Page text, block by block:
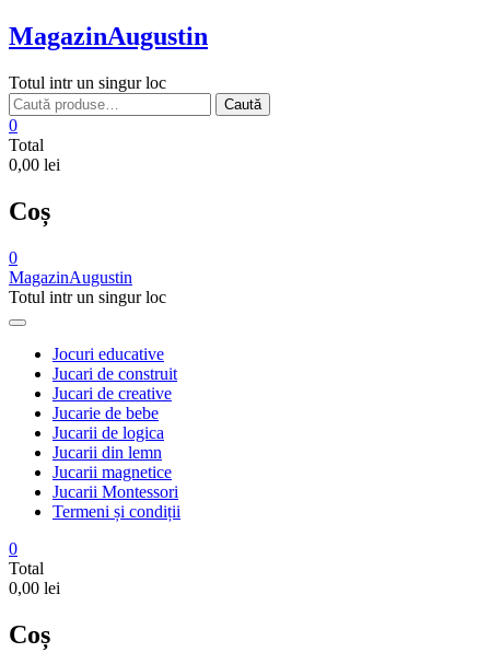
Skip
to
MagazinAugustin
Totul intr un singur loc
Caută
după:
Caută
0
Total
0,00 lei
Coș
0
MagazinAugustin
Totul intr un singur loc
Jocuri educative
Jucari de construit
Jucari de creative
Jucarie de bebe
Jucarii de logica
Jucarii din lemn
Jucarii magnetice
Jucarii Montessori
Termeni și condiții
0
Total
0,00 lei
Coș